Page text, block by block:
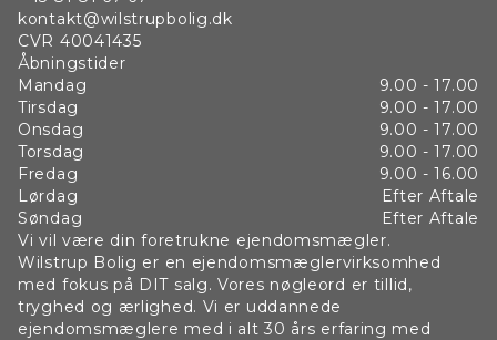
kontakt@wilstrupbolig.dk
CVR 40041435
Åbningstider
Mandag
9.00 - 17.00
Tirsdag
9.00 - 17.00
Onsdag
9.00 - 17.00
Torsdag
9.00 - 17.00
Fredag
9.00 - 16.00
Lørdag
Efter Aftale
Søndag
Efter Aftale
Vi vil være din foretrukne ejendomsmægler.
Wilstrup Bolig er en ejendomsmæglervirksomhed
med fokus på DIT salg. Vores nøgleord er tillid,
tryghed og ærlighed. Vi er uddannede
ejendomsmæglere med i alt 30 års erfaring med